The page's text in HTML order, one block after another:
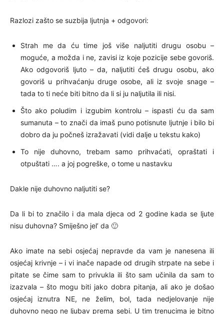
Razlozi zašto se suzbija ljutnja + odgovori:
Strah me da ću time još više naljutiti drugu osobu –
moguće, a možda i ne, zavisi iz koje pozicije sebe govoriš.
Ako odgovoriš ljuto – da, naljutiti ćeš drugu osobu, ako
govoriš u prihvaćanju druge osobe, ali iz svoje snage –
tada to ti neće biti bitno da li si ju naljutila ili nisi.
Što ako poludim i izgubim kontrolu – ispasti ću da sam
sumanuta – to znači da imaš puno potisnute ljutnje i bilo bi
dobro da ju počneš izražavati (vidi dalje u tekstu kako)
To nije duhovno, trebam samo prihvaćati, opraštati i
otpuštati …. a joj pogreške, o tome u nastavku
Dakle nije duhovno naljutiti se?
Da li bi to značilo i da mala djeca od 2 godine kada se ljute
nisu duhovna? Smiješno jel’ da 🙂
Ako imate na sebi osjećaj nepravde da vam je nanesena ili
osjećaj krivnje – i vi inače napade od drugih strpate na sebe i
pitate se čime sam to privukla ili što sam učinila da sam to
izazvala – što mogu biti jako dobra pitanja, ali ako je došao
osjećaj iznutra NE, ne želim, bol, tada nedjelovanje nije
duhovno nego ne ljubav prema sebi. U tim trenucima je bitno